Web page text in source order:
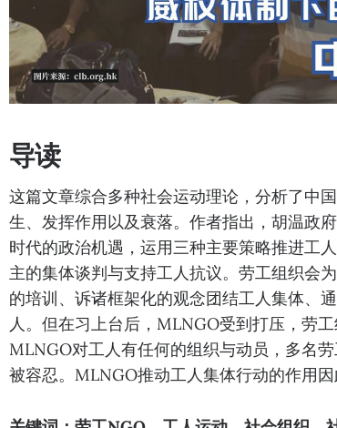
导读
这篇文章综合多种社会运动理论，分析了中
生、发挥作用以及衰落。作者指出，胡温政
时代的政治机遇，运用三种主要策略推进工
主的集体谈判与支持工人抗议。劳工组织会
的培训、诉诸框架化的观念团结工人集体、
人。但在习上台后，MLNGO受到打压，劳
MLNGO对工人有任何的组织与动员，多名
被容忍。MLNGO推动工人集体行动的作用因